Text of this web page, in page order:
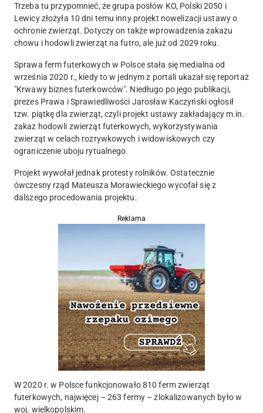
Trzeba tu przypomnieć, że grupa posłów KO, Polski 2050 i
Lewicy złożyła 10 dni temu inny projekt nowelizacji ustawy o
ochronie zwierząt. Dotyczy on także wprowadzenia zakazu
chowu i hodowli zwierząt na futro, ale już od 2029 roku.
Sprawa ferm futerkowych w Polsce stała się medialna od
września 2020 r., kiedy to w jednym z portali ukazał się reportaż
"Krwawy biznes futerkowców". Niedługo po jego publikacji,
prezes Prawa i Sprawiedliwości Jarosław Kaczyński ogłosił
tzw. piątkę dla zwierząt, czyli projekt ustawy zakładający m.in.
zakaz hodowli zwierząt futerkowych, wykorzystywania
zwierząt w celach rozrywkowych i widowiskowych czy
ograniczenie uboju rytualnego.
Projekt wywołał jednak protesty rolników. Ostatecznie
ówczesny rząd Mateusza Morawieckiego wycofał się z
dalszego procedowania projektu.
Reklama
W 2020 r. w Polsce funkcjonowało 810 ferm zwierząt
futerkowych, najwięcej – 263 fermy – zlokalizowanych było w
woj. wielkopolskim.